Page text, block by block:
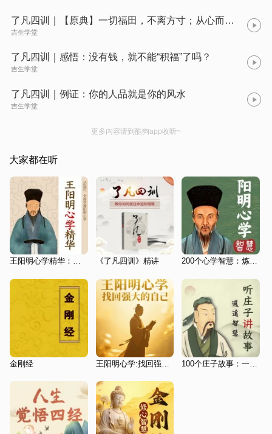
了凡四训｜【原典】一切福田，不离方寸；从心而觅，感无不通
吉生学堂
了凡四训｜感悟：没有钱，就不能“积福”了吗？
吉生学堂
了凡四训｜例证：你的人品就是你的风水
吉生学堂
更多内容请到酷狗app收听~
大家都在听
王阳明心学精华：环境越糟，越要守住内心|炼心之道 《了凡四训》精讲 200个心学智慧：炼心脱困之道|内心安定·万事从容
金刚经 王阳明心学:找回强大的自己 100个庄子故事：一个有趣的灵魂·苏东坡深受影响